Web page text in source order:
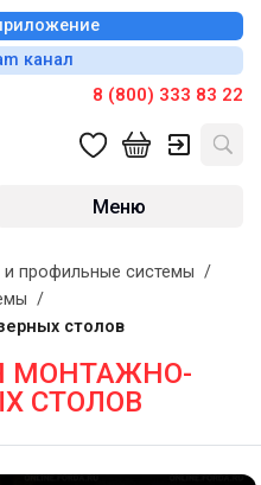
канал
8 (800) 333 83 22
Меню
профильные системы /
/
столов
МОНТАЖНО-
СТОЛОВ